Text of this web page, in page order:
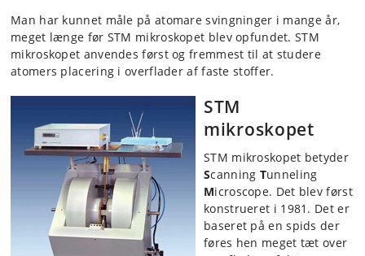
Man har kunnet måle på atomare svingninger i mange år,
meget længe før STM mikroskopet blev opfundet. STM
mikroskopet anvendes først og fremmest til at studere
atomers placering i overflader af faste stoffer.
STM
mikroskopet
STM mikroskopet betyder
Scanning Tunneling
Microscope. Det blev først
konstrueret i 1981. Det er
baseret på en spids der
føres hen meget tæt over